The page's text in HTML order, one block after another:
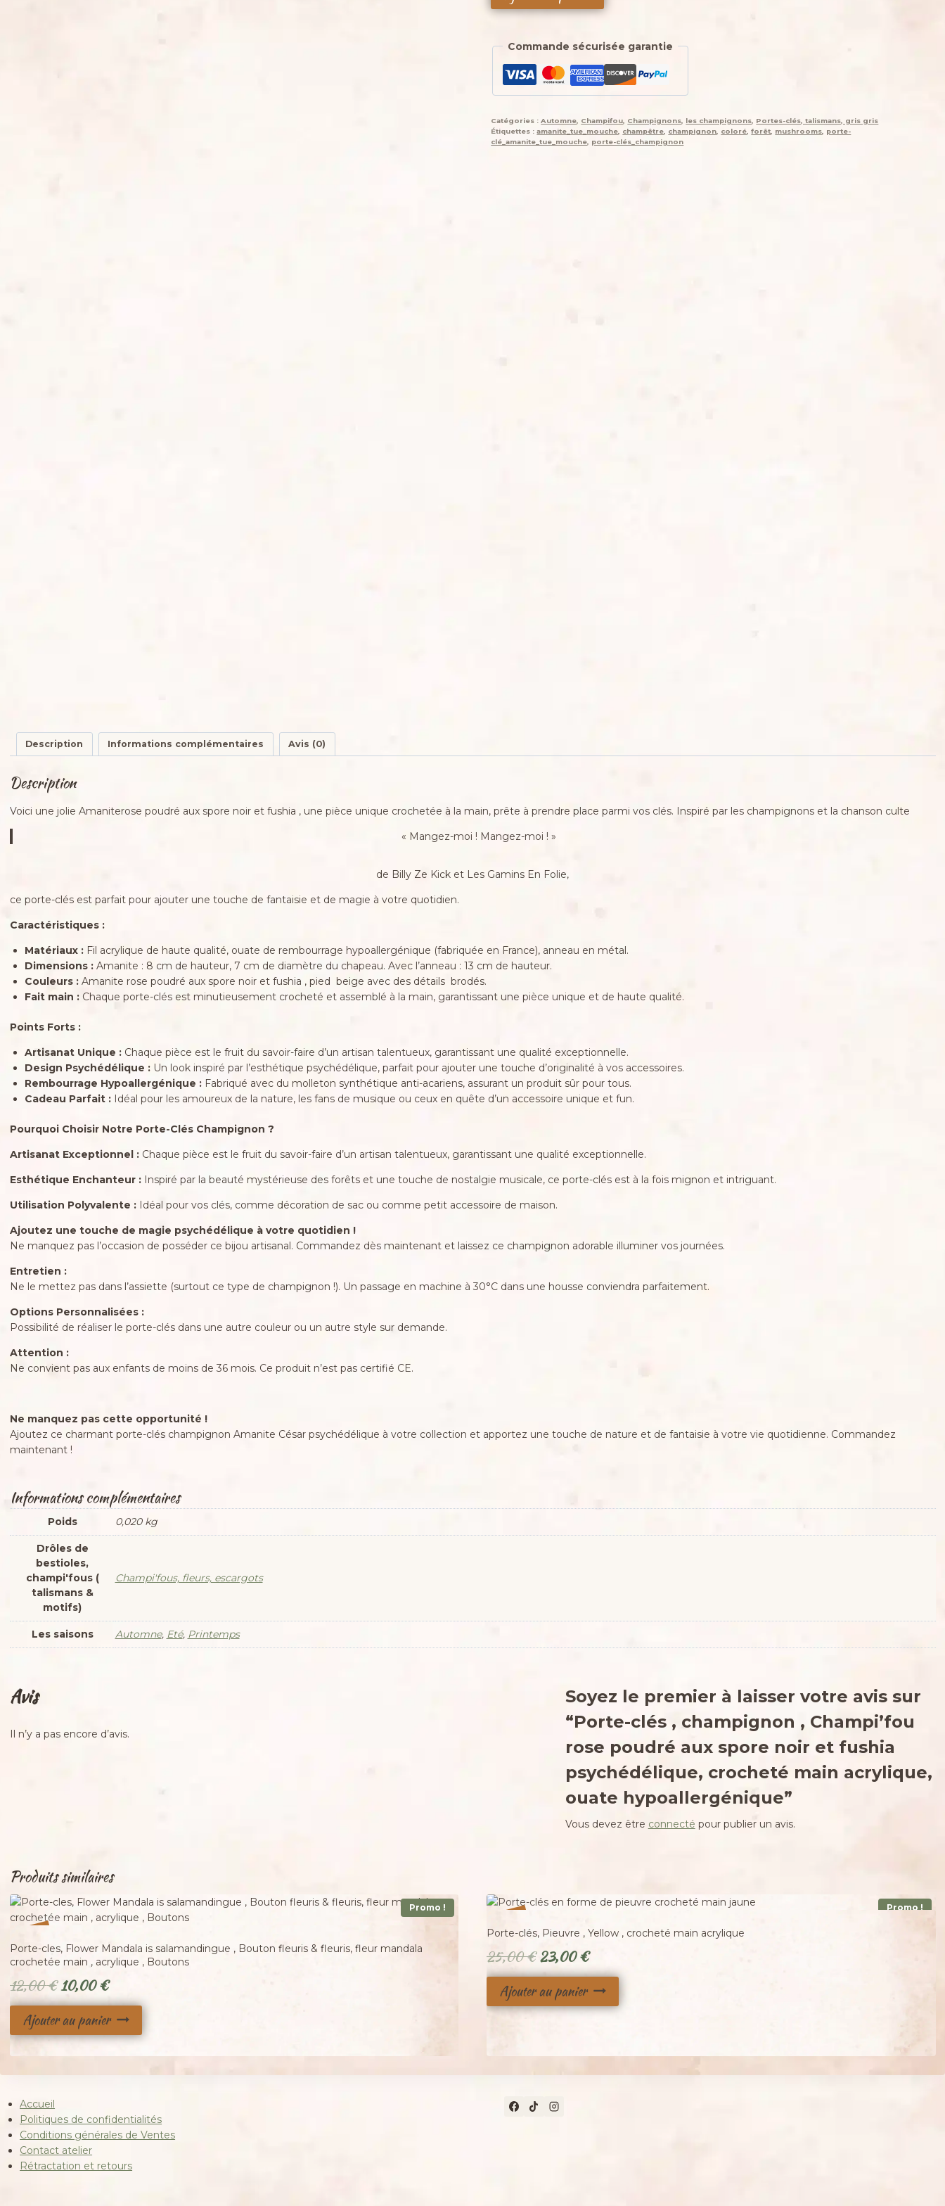
,
champignon
Champi'fou
poudré
aux
Commande sécurisée garantie
Catégories :Automne Champifou Champignons les champignons
Portes-clés, talismans, gris gris
Étiquettes :amanite_tue_mouche champêtre champignon coloré ,forêt mushrooms
porte-
clé_amanite_tue_mouche
porte-clés_champignon
Description Informations complémentaires Avis (0)
Description
Voici une jolie Amaniterose poudré aux spore noir et fushia , une pièce unique crochetée à la main, prête à prendre place parmi vos clés. Inspiré par les champignons et la chanson culte
« Mangez-moi ! Mangez-moi ! »
de Billy Ze Kick et Les Gamins En Folie,
ce porte-clés est parfait pour ajouter une touche de fantaisie et de magie à votre quotidien.
Caractéristiques :
Matériaux :Fil acrylique de haute qualité, ouate de rembourrage hypoallergénique (fabriquée en France), anneau en métal.
Dimensions :Amanite : 8 cm de hauteur, 7 cm de diamètre du chapeau. Avec l’anneau : 13 cm de hauteur.
Couleurs :Amanite rose poudré aux spore noir et fushia , pied beige avec des détails brodés.
Fait main :Chaque porte-clés est minutieusement crocheté et assemblé à la main, garantissant une pièce unique et de haute qualité.
Points Forts :
Artisanat Unique :Chaque pièce est le fruit du savoir-faire d’un artisan talentueux, garantissant une qualité exceptionnelle.
Design Psychédélique :Un look inspiré par l’esthétique psychédélique, parfait pour ajouter une touche d’originalité à vos accessoires.
Rembourrage Hypoallergénique :Fabriqué avec du molleton synthétique anti-acariens, assurant un produit sûr pour tous.
Cadeau Parfait :Idéal pour les amoureux de la nature, les fans de musique ou ceux en quête d’un accessoire unique et fun.
Pourquoi Choisir Notre Porte-Clés Champignon ?
Artisanat Exceptionnel :Chaque pièce est le fruit du savoir-faire d’un artisan talentueux, garantissant une qualité exceptionnelle.
Esthétique Enchanteur :Inspiré par la beauté mystérieuse des forêts et une touche de nostalgie musicale, ce porte-clés est à la fois mignon et intriguant.
Utilisation Polyvalente :Idéal pour vos clés, comme décoration de sac ou comme petit accessoire de maison.
Ajoutez une touche de magie psychédélique à votre quotidien !
Ne manquez pas l’occasion de posséder ce bijou artisanal. Commandez dès maintenant et laissez ce champignon adorable illuminer vos journées.
Entretien :
Ne le mettez pas dans l’assiette (surtout ce type de champignon !). Un passage en machine à 30°C dans une housse conviendra parfaitement.
Options Personnalisées :
Possibilité de réaliser le porte-clés dans une autre couleur ou un autre style sur demande.
Attention :
Ne convient pas aux enfants de moins de 36 mois. Ce produit n’est pas certifié CE.
Ne manquez pas cette opportunité !
Ajoutez ce charmant porte-clés champignon Amanite César psychédélique à votre collection et apportez une touche de nature et de fantaisie à votre vie quotidienne. Commandez
maintenant !
Informations complémentaires
Poids 0,020 kg
Drôles de
bestioles,
champi'fous (
talismans &
motifs)
Champi'fous, fleurs, escargots
Les saisons Automne, Eté, Printemps
Avis
Il n’y a pas encore d’avis.
Soyez le premier à laisser votre avis sur
“Porte-clés , champignon , Champi’fou
rose poudré aux spore noir et fushia
psychédélique, crocheté main acrylique,
ouate hypoallergénique”
Vous devez être connecté pour publier un avis.
Produits similaires
Promo !
Porte-cles, Flower Mandala is salamandingue , Bouton fleuris & fleuris, fleur mandala
crochetée main , acrylique , Boutons
12,00€ Le
prix
initial
était :
10,00€Le
prix
actuel
est :
Ajouter au panier
Promo !
Porte-clés, Pieuvre , Yellow , crocheté main acrylique
25,00€ Le
prix
initial
était :
23,00€Le
prix
actuel
est :
Ajouter au panier
Accueil
Politiques de confidentialités
Conditions générales de Ventes
Contact atelier
Rétractation et retours